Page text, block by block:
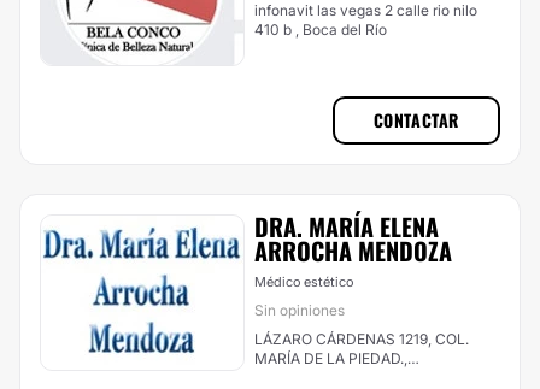
infonavit las vegas 2 calle rio nilo
410 b , Boca del Río
CONTACTAR
DRA. MARÍA ELENA
ARROCHA MENDOZA
Médico estético
Sin opiniones
LÁZARO CÁRDENAS 1219, COL.
MARÍA DE LA PIEDAD.,